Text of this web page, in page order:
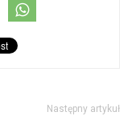
Następny artykuł